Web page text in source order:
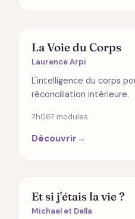
ÉMOTIONS
La Voie du Corps
Laurence Arpi
L'intelligence du corps
réconciliation intérieure.
7h067 modules
Découvrir →
SPIRITUALITÉ
Et si j'étais la vie ?
Michael et Della